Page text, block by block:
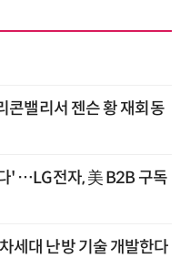
콘밸리서 젠슨 황 재회동
' …LG전자, 美 B2B 구독
세대 난방 기술 개발한다